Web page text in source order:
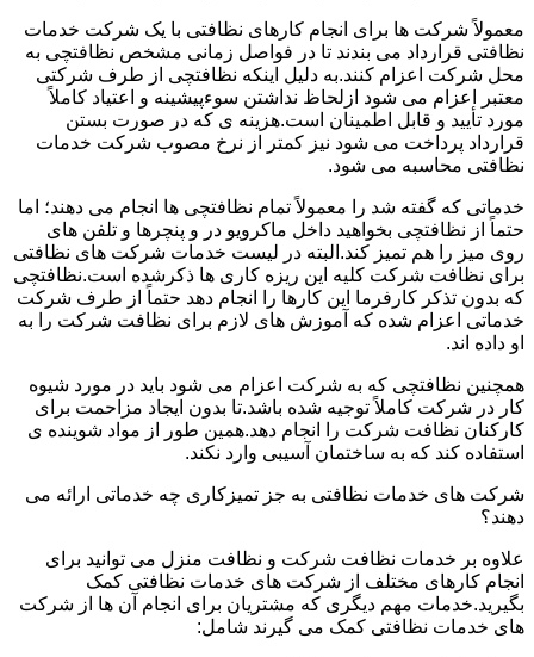
معمولاً شرکت ها برای انجام کارهای نظافتی با یک شرکت خدمات
نظافتی قرارداد می بندند تا در فواصل زمانی مشخص نظافتچی به
محل شرکت اعزام کنند.به دلیل اینکه نظافتچی از طرف شرکتی
معتبر اعزام می شود ازلحاظ نداشتن سوءپیشینه و اعتیاد کاملاً
مورد تأیید و قابل اطمینان است.هزینه ی که در صورت بستن
قرارداد پرداخت می شود نیز کمتر از نرخ مصوب شرکت خدمات
نظافتی محاسبه می شود.
خدماتی که گفته شد را معمولاً تمام نظافتچی ها انجام می دهند؛ اما
حتماً از نظافتچی بخواهید داخل ماکرویو در و پنچرها و تلفن های
روی میز را هم تمیز کند.البته در لیست خدمات شرکت های نظافتی
برای نظافت شرکت کلیه این ریزه کاری ها ذکرشده است.نظافتچی
که بدون تذکر کارفرما این کارها را انجام دهد حتماً از طرف شرکت
خدماتی اعزام شده که آموزش های لازم برای نظافت شرکت را به
او داده اند.
همچنین نظافتچی که به شرکت اعزام می شود باید در مورد شیوه
کار در شرکت کاملاً توجیه شده باشد.تا بدون ایجاد مزاحمت برای
کارکنان نظافت شرکت را انجام دهد.همین طور از مواد شوینده ی
استفاده کند که به ساختمان آسیبی وارد نکند.
شرکت های خدمات نظافتی به جز تمیزکاری چه خدماتی ارائه می
دهند؟
علاوه بر خدمات نظافت شرکت و نظافت منزل می توانید برای
انجام کارهای مختلف از شرکت های خدمات نظافتی کمک
بگیرید.خدمات مهم دیگری که مشتریان برای انجام آن ها از شرکت
های خدمات نظافتی کمک می گیرند شامل: